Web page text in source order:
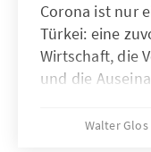
Corona ist nur
Türkei: eine
Wirtschaft, die
und die
beunruhigt die
Walter Glos